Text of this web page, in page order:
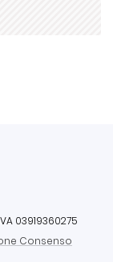
03919360275
Consenso